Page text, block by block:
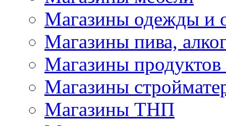
Магазины одежды и
Магазины пива,
Магазины продуктов
Магазины
Магазины ТНП